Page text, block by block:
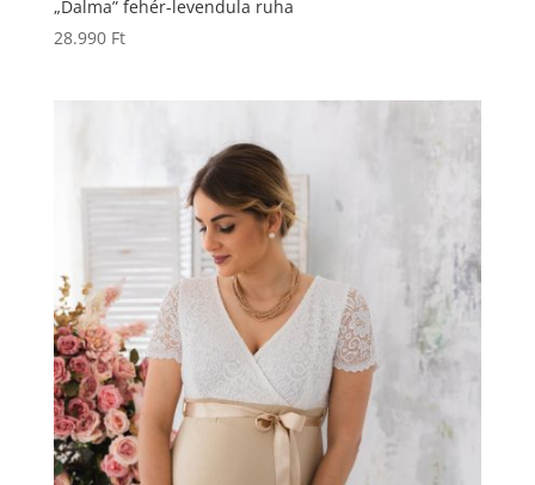
„Dalma” fehér-levendula ruha
28.990 Ft